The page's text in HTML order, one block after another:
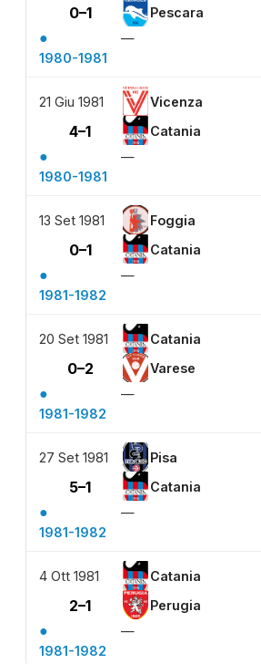
0–1 Pescara
●
—
1980-1981
21 Giu 1981 Vicenza
4–1 Catania
●
—
1980-1981
13 Set 1981 Foggia
0–1 Catania
●
—
1981-1982
20 Set 1981 Catania
0–2 Varese
●
—
1981-1982
27 Set 1981 Pisa
5–1 Catania
●
—
1981-1982
4 Ott 1981 Catania
2–1 Perugia
●
—
1981-1982